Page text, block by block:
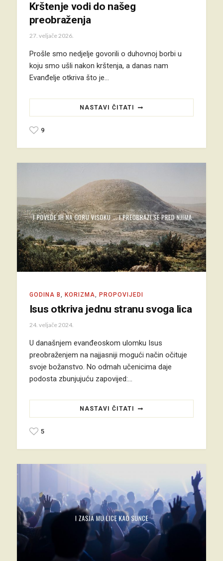
Krštenje vodi do našeg
preobraženja
27. veljače 2026.
Prošle smo nedjelje govorili o duhovnoj borbi u
koju smo ušli nakon krštenja, a danas nam
Evanđelje otkriva što je…
NASTAVI ČITATI
9
GODINA B KORIZMA PROPOVIJEDI
Isus otkriva jednu stranu svoga lica
24. veljače 2024.
U današnjem evanđeoskom ulomku Isus
preobraženjem na najjasniji mogući način očituje
svoje božanstvo. No odmah učenicima daje
podosta zbunjujuću zapovijed:…
NASTAVI ČITATI
5